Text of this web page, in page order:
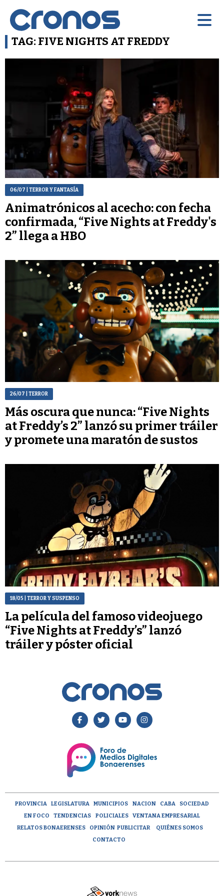
TAG: FIVE NIGHTS AT FREDDY
06/07 | TERROR Y FANTASÍA
Animatrónicos al acecho: con fecha
confirmada, “Five Nights at Freddy's
2” llega a HBO
26/07 | TERROR
Más oscura que nunca: “Five Nights
at Freddy’s 2” lanzó su primer tráiler
y promete una maratón de sustos
18/05 | TERROR Y SUSPENSO
La película del famoso videojuego
“Five Nights at Freddy’s” lanzó
tráiler y póster oficial
PROVINCIA LEGISLATURA MUNICIPIOS NACION CABA
SOCIEDAD
EN FOCO
TENDENCIAS POLICIALES
VENTANA EMPRESARIAL
RELATOS BONAERENSES
OPINIÓN PUBLICITAR
QUIÉNES SOMOS
CONTACTO